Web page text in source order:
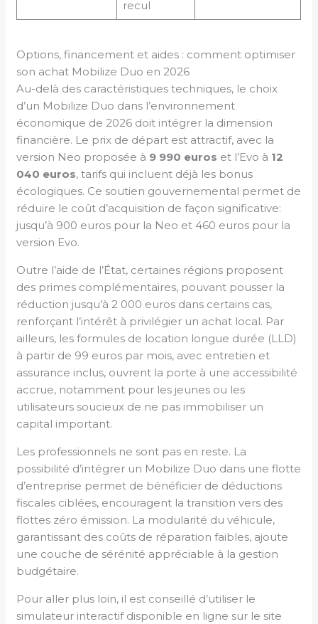
recul
Options, financement et aides : comment optimiser
son achat Mobilize Duo en 2026
Au-delà des caractéristiques techniques, le choix
d’un Mobilize Duo dans l’environnement
économique de 2026 doit intégrer la dimension
financière. Le prix de départ est attractif, avec la
version Neo proposée à 9 990 euros et l’Evo à 12
040 euros, tarifs qui incluent déjà les bonus
écologiques. Ce soutien gouvernemental permet de
réduire le coût d’acquisition de façon significative:
jusqu’à 900 euros pour la Neo et 460 euros pour la
version Evo.
Outre l’aide de l’État, certaines régions proposent
des primes complémentaires, pouvant pousser la
réduction jusqu’à 2 000 euros dans certains cas,
renforçant l’intérêt à privilégier un achat local. Par
ailleurs, les formules de location longue durée (LLD)
à partir de 99 euros par mois, avec entretien et
assurance inclus, ouvrent la porte à une accessibilité
accrue, notamment pour les jeunes ou les
utilisateurs soucieux de ne pas immobiliser un
capital important.
Les professionnels ne sont pas en reste. La
possibilité d’intégrer un Mobilize Duo dans une flotte
d’entreprise permet de bénéficier de déductions
fiscales ciblées, encouragent la transition vers des
flottes zéro émission. La modularité du véhicule,
garantissant des coûts de réparation faibles, ajoute
une couche de sérénité appréciable à la gestion
budgétaire.
Pour aller plus loin, il est conseillé d’utiliser le
simulateur interactif disponible en ligne sur le site